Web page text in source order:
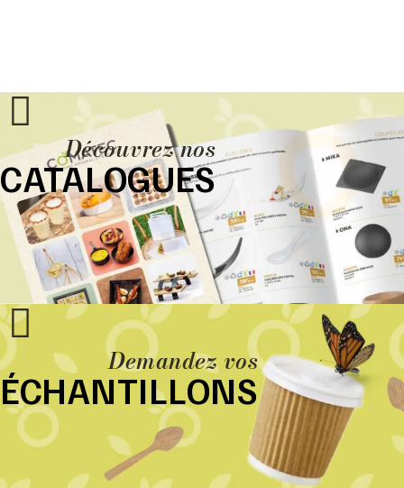
Découvrez nos
CATALOGUES
Demandez vos
ÉCHANTILLONS